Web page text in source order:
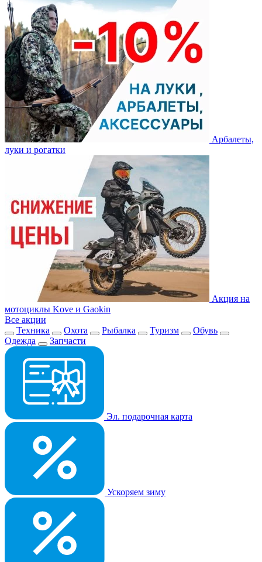
Арбалеты,
луки и рогатки
Акция на
мотоциклы Kove и Gaokin
Все акции
Техника
Охота Рыбалка Туризм
Обувь
Одежда
Запчасти
Эл. подарочная карта
Ускоряем зиму